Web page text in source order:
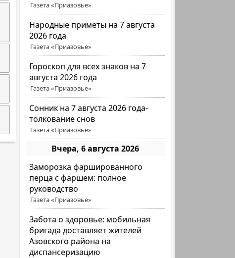
Газета «Приазовье»
Народные приметы на 7 августа
2026 года
Газета «Приазовье»
Гороскоп для всех знаков на 7
августа 2026 года
Газета «Приазовье»
Сонник на 7 августа 2026 года-
толкование снов
Газета «Приазовье»
Вчера, 6 августа 2026
Заморозка фаршированного
перца с фаршем: полное
руководство
Газета «Приазовье»
Забота о здоровье: мобильная
бригада доставляет жителей
Азовского района на
диспансеризацию